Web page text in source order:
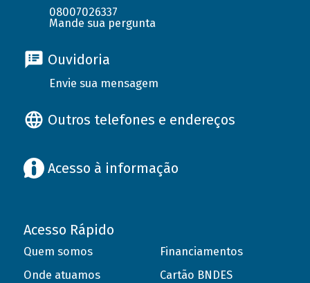
08007026337
Mande sua pergunta
Ouvidoria
Envie sua mensagem
Outros telefones e endereços
Acesso à informação
Acesso Rápido
Quem somos
Onde atuamos
Financiamentos
Cartão BNDES